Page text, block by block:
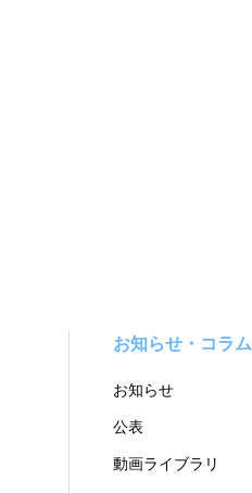
お知らせ・コラム
お知らせ
公表
動画ライブラリ